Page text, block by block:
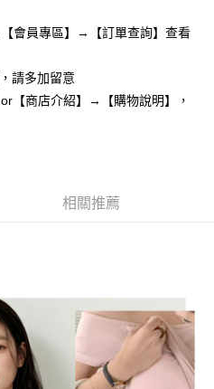
不需儲值。
，即可結帳。
款。
」後，將跳轉至「AFTEE先享後付」
，即可完成結帳。
訂單仍視為有效，需透過AFTEE先享
供之「AFTEE先享後付」服務完成之交
資料，並將交易相關給付款項請求債
下網址：
免運費
運費
運費
查看運費
會員專區】→【訂單查詢】查看
請多加留意
【商店介紹】→【購物說明】，
相關推薦